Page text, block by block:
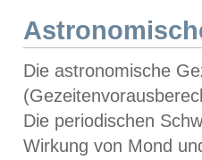
Die astronomische
Die periodischen
Wirkung von Mond